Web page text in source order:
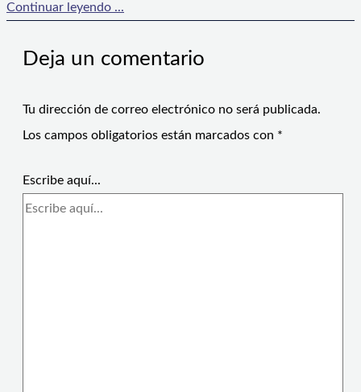
Continuar leyendo ...
Deja un comentario
Tu dirección de correo electrónico no será publicada.
Los campos obligatorios están marcados con *
Escribe aquí...